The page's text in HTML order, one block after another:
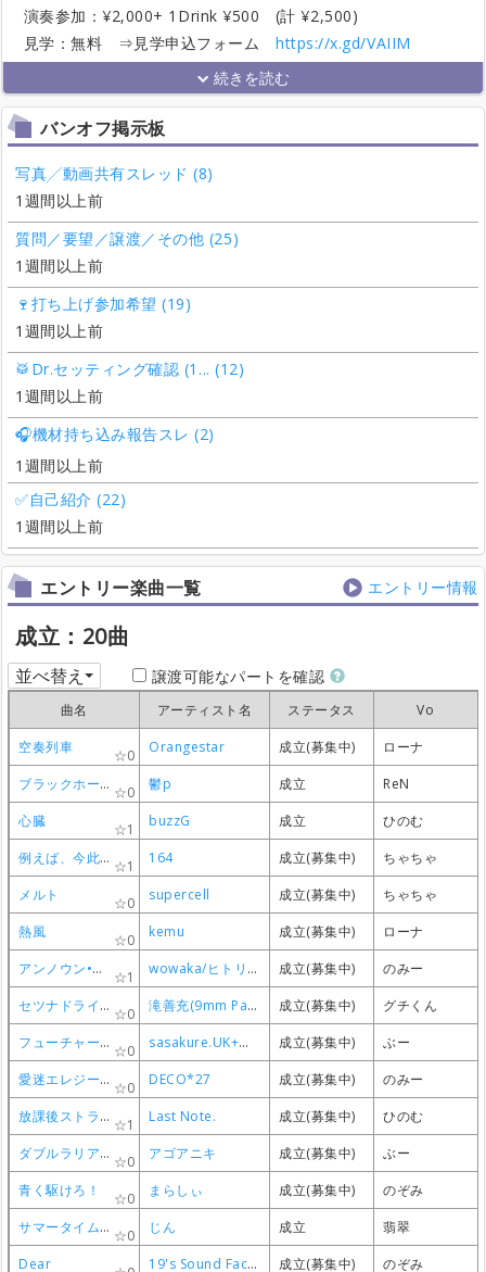
演奏参加：¥2,000+ 1Drink ¥500 (計 ¥2,500)
見学：無料 ⇒見学申込フォームhttps://x.gd/VAIIM
バンオフ掲示板
写真╱動画共有スレッド (8)
1週間以上前
質問／要望／譲渡／その他 (25)
1週間以上前
🍷打ち上げ参加希望 (19)
1週間以上前
🥁Dr.セッティング確認 (1... (12)
1週間以上前
🎧機材持ち込み報告スレ (2)
1週間以上前
✅自己紹介 (22)
1週間以上前
エントリー楽曲一覧 エントリー情報
成立：20曲
並べ替え 譲渡可能なパートを確認
曲名 アーティスト名 ステータス
Vo
空奏列車
0 Orangestar 成立(募集中)
ローナ
ブラックホールアーティスト
0 鬱p 成立
ReN
心臓
1 buzzG 成立
ひのむ
例えば、今此処に置かれた花
1 164 成立(募集中)
ちゃちゃ
メルト
0 supercell 成立(募集中)
ちゃちゃ
熱風
0 kemu 成立(募集中)
ローナ
アンノウン•マザーグース
1 wowaka/ヒトリエ 成立(募集中)
のみー
セツナドライブ
0 滝善充(9mm Parabellum Bullet) 成立(募集中)
グチくん
フューチャー・イヴ
0 sasakure.‌UK+有形ランペイジ 成立(募集中)
ぶー
愛迷エレジー(Reloaded)
0 DECO*27 成立(募集中)
のみー
放課後ストライド
1 Last Note. 成立(募集中)
ひのむ
ダブルラリアット
0 アゴアニキ 成立(募集中)
ぶー
青く駆けろ！
0 まらしぃ 成立(募集中)
のぞみ
サマータイムレコード
0 じん 成立
翡翠
Dear
19's Sound Factory 成立(募集中) のぞみ
曲名 アーティスト名 ステータス
Vo
空奏列車
0 Orangestar 成立(募集中)
ローナ
ブラックホールアーティスト
0 鬱p 成立
ReN
心臓
1 buzzG 成立
ひのむ
例えば、今此処に置かれた花
1 164 成立(募集中)
ちゃちゃ
メルト
0 supercell 成立(募集中)
ちゃちゃ
熱風
0 kemu 成立(募集中)
ローナ
アンノウン•マザーグース
1 wowaka/ヒトリエ 成立(募集中)
のみー
セツナドライブ
0 滝善充(9mm Parabellum Bullet) 成立(募集中)
グチくん
フューチャー・イヴ
0 sasakure.‌UK+有形ランペイジ 成立(募集中)
ぶー
愛迷エレジー(Reloaded)
0 DECO*27 成立(募集中)
のみー
放課後ストライド
1 Last Note. 成立(募集中)
ひのむ
ダブルラリアット
0 アゴアニキ 成立(募集中)
ぶー
青く駆けろ！
0 まらしぃ 成立(募集中)
のぞみ
サマータイムレコード
0 じん 成立
翡翠
Dear
19's Sound Factory 成立(募集中) のぞみ
曲名 アーティスト名 ステータス
Vo
空奏列車
0 Orangestar 成立(募集中)
ローナ
ブラックホールアーティスト
0 鬱p 成立
ReN
心臓
1 buzzG 成立
ひのむ
例えば、今此処に置かれた花
1 164 成立(募集中)
ちゃちゃ
メルト
0 supercell 成立(募集中)
ちゃちゃ
熱風
0 kemu 成立(募集中)
ローナ
アンノウン•マザーグース
1 wowaka/ヒトリエ 成立(募集中)
のみー
セツナドライブ
0 滝善充(9mm Parabellum Bullet) 成立(募集中)
グチくん
フューチャー・イヴ
0 sasakure.‌UK+有形ランペイジ 成立(募集中)
ぶー
愛迷エレジー(Reloaded)
0 DECO*27 成立(募集中)
のみー
放課後ストライド
1 Last Note. 成立(募集中)
ひのむ
ダブルラリアット
0 アゴアニキ 成立(募集中)
ぶー
青く駆けろ！
0 まらしぃ 成立(募集中)
のぞみ
サマータイムレコード
0 じん 成立
翡翠
Dear
19's Sound Factory 成立(募集中) のぞみ
曲名 アーティスト名 ステータス
Vo
空奏列車
0 Orangestar 成立(募集中)
ローナ
ブラックホールアーティスト
0 鬱p 成立
ReN
心臓
1 buzzG 成立
ひのむ
例えば、今此処に置かれた花
1 164 成立(募集中)
ちゃちゃ
メルト
0 supercell 成立(募集中)
ちゃちゃ
熱風
0 kemu 成立(募集中)
ローナ
アンノウン•マザーグース
1 wowaka/ヒトリエ 成立(募集中)
のみー
セツナドライブ
0 滝善充(9mm Parabellum Bullet) 成立(募集中)
グチくん
フューチャー・イヴ
0 sasakure.‌UK+有形ランペイジ 成立(募集中)
ぶー
愛迷エレジー(Reloaded)
0 DECO*27 成立(募集中)
のみー
放課後ストライド
1 Last Note. 成立(募集中)
ひのむ
ダブルラリアット
0 アゴアニキ 成立(募集中)
ぶー
青く駆けろ！
0 まらしぃ 成立(募集中)
のぞみ
サマータイムレコード
0 じん 成立
翡翠
Dear
19's Sound Factory 成立(募集中) のぞみ